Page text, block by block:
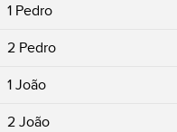
1 Pedro
2 Pedro
1 João
2 João